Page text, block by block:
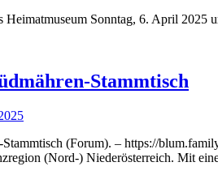
Heimatmuseum Sonntag, 6. April 2025
Stammtisch
(Forum). – https://
(Nord-) Niederösterreich. Mit